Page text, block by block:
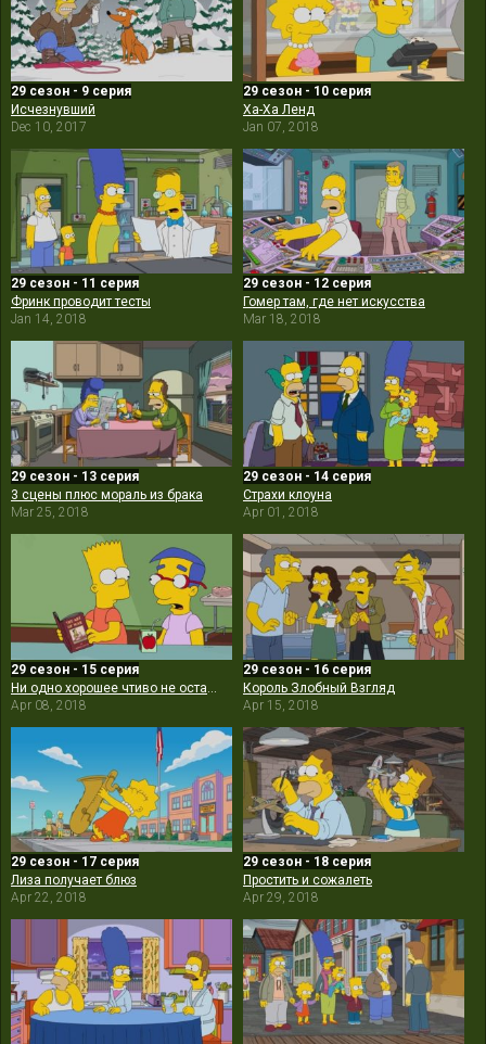
29 сезон - 9 серия
Исчезнувший
Dec 10, 2017
29 сезон - 10 серия
Ха-Ха Ленд
Jan 07, 2018
29 сезон - 11 серия
Фринк проводит тесты
Jan 14, 2018
29 сезон - 12 серия
Гомер там, где нет искусства
Mar 18, 2018
29 сезон - 13 серия
3 сцены плюс мораль из брака
Mar 25, 2018
29 сезон - 14 серия
Страхи клоуна
Apr 01, 2018
29 сезон - 15 серия
Apr 08, 2018
29 сезон - 16 серия
Король Злобный Взгляд
Apr 15, 2018
29 сезон - 17 серия
Лиза получает блюз
Apr 22, 2018
29 сезон - 18 серия
Простить и сожалеть
Apr 29, 2018